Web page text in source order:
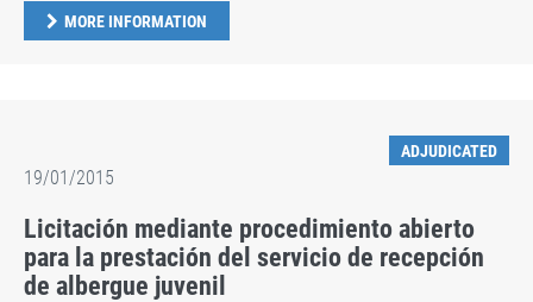
MORE INFORMATION
ADJUDICATED
19/01/2015
Licitación mediante procedimiento abierto
para la prestación del servicio de recepción
de albergue juvenil